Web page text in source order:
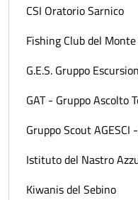
CSI Oratorio Sarnico
Fishing Club del
G.E.S. Gruppo
GAT - Gruppo Ascolto
Gruppo Scout AGESCI
Istituto del Nastro
Kiwanis del Sebino